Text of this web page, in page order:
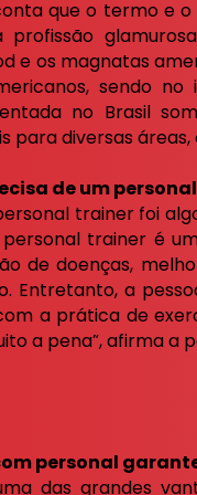
que o termo e o
profissão
e os magnatas
sendo
no Brasil
para diversas
de um
trainer foi
personal trainer é
de doenças,
Entretanto, a
a prática de
a pena”, afirma a
personal
das grandes